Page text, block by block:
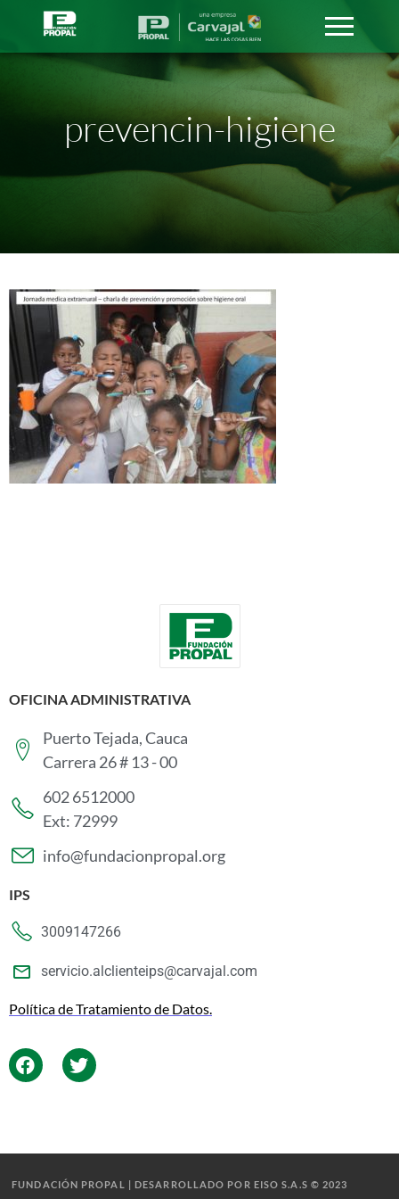
prevencin-higiene
OFICINA ADMINISTRATIVA
Puerto Tejada, Cauca
Carrera 26 # 13 - 00
602 6512000
Ext: 72999
info@fundacionpropal.org
IPS
3009147266
servicio.alclienteips@carvajal.com
Política de Tratamiento de Datos.
FUNDACIÓN PROPAL | DESARROLLADO POR EISO S.A.S © 2023